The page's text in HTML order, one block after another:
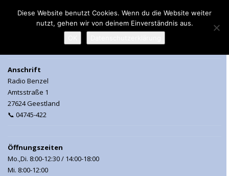
MENU
Anschrift
Radio Benzel
Amtsstraße 1
27624 Geestland
📞 04745-422
Öffnungszeiten
Mo.,Di. 8:00-12:30 / 14:00-18:00
Mi. 8:00-12:00
Diese Website benutzt Cookies. Wenn du die Website weiter
nutzt, gehen wir von deinem Einverständnis aus.